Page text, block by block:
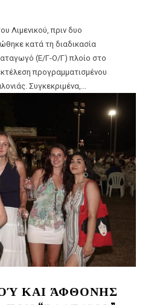
Λιμενικού, πριν δυο
κατά τη διαδικασία
(Ε/Γ-Ο/Γ) πλοίο στο
προγραμματισμένου
Συγκεκριμένα,...
ΚΑΙ ΆΦΘΟΝΗΣ